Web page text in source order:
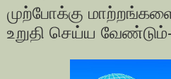
முற்போக்கு
உறுதி செய்ய